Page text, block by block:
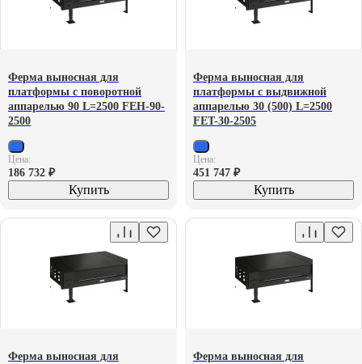
Ферма выносная для
платформы с поворотной
аппарелью 90 L=2500 FEH-90-
2500
Цена:
186 732 ₽
Купить
Ферма выносная для
платформы с выдвижной
аппарелью 30 (500) L=2500
FET-30-2505
Цена:
451 747 ₽
Купить
Ферма выносная для
Ферма выносная для